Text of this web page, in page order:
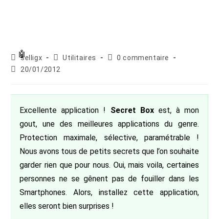
Auteur/autrice
de
selligx
Post
category:
Utilitaires
Commentaires
0 commentaire
Publication
20/01/2012
Excellente application ! Secret Boxest, à mon
gout, une des meilleures applications du genre.
Protection maximale, sélective, paramétrable !
Nous avons tous de petits secrets que l’on souhaite
garder rien que pour nous. Oui, mais voila, certaines
personnes ne se gênent pas de fouiller dans les
Smartphones. Alors, installez cette application,
elles seront bien surprises !